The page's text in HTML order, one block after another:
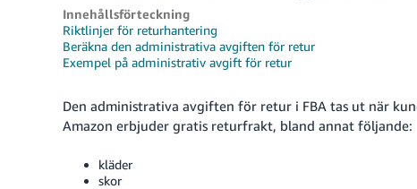
Innehållsförteckning
Riktlinjer för returhantering
Beräkna den administrativa avgiften för retur
Exempel på administrativ avgift för retur
Den administrativa avgiften för retur i FBA tas ut när
Amazon erbjuder gratis returfrakt, bland annat följande:
kläder
skor